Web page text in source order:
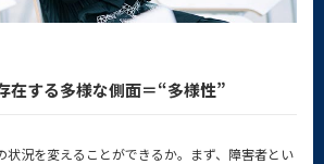
在する多様な側面＝“多様性”
状況を変えることができるか。まず、障害者とい